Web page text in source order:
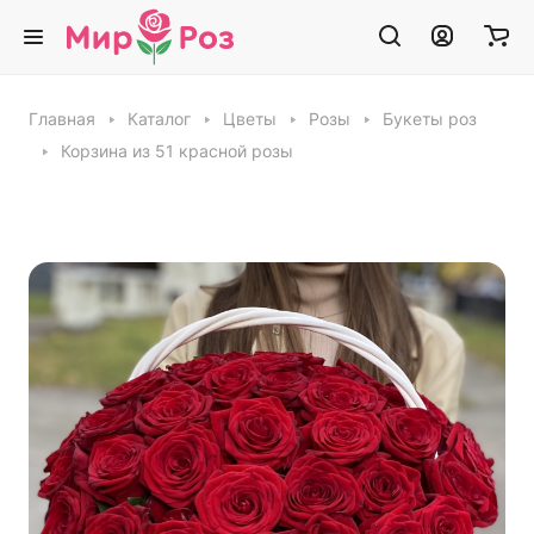
Главная Каталог Цветы Розы
Букеты роз
Корзина из 51 красной розы